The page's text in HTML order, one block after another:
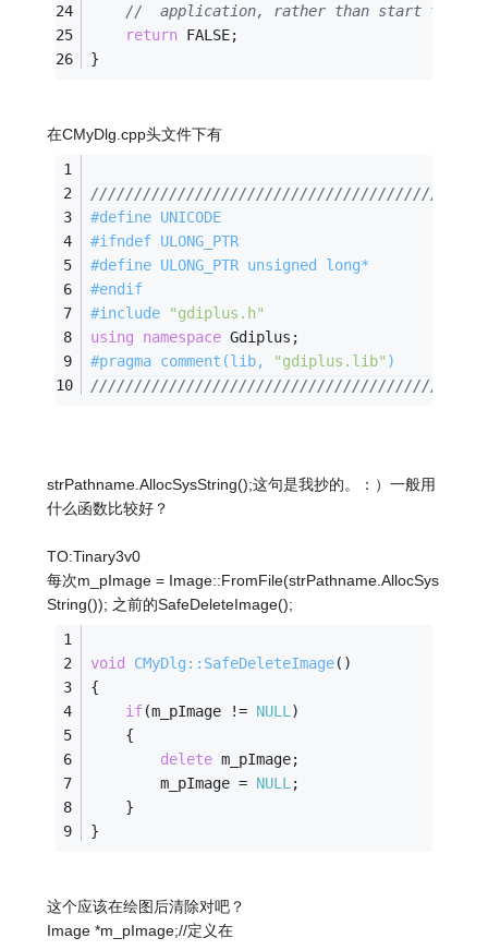
//  application, rather than start the
return FALSE;
}
在CMyDlg.cpp头文件下有
#define UNICODE
#ifndef ULONG_PTR
#define ULONG_PTR unsigned long*
#endif
#include
"gdiplus.h"
using
namespace Gdiplus;
#pragma comment(lib, "gdiplus.lib" )
strPathname.AllocSysString();这句是我抄的。：）一般用
什么函数比较好？
TO:Tinary3v0
每次m_pImage = Image::FromFile(strPathname.AllocSys
String()); 之前的SafeDeleteImage();
void CMyDlg::SafeDeleteImage()
{
if(m_pImage != NULL )
	{
delete m_pImage;
		m_pImage =
NULL ;
	}
}
这个应该在绘图后清除对吧？
Image *m_pImage;//定义在